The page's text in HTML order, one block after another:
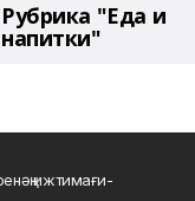
Рубрика "Еда и
напитки"
ижтимағи-